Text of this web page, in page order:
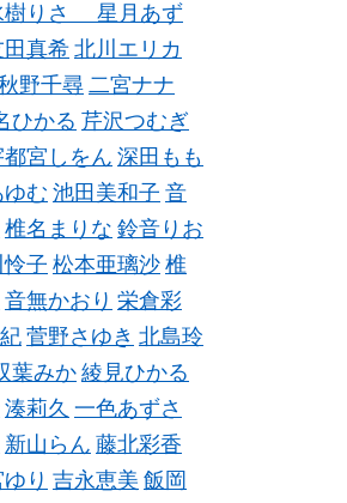
樹りさ 星月あず
田真希 北川エリカ
野千尋 二宮ナナ
ひかる 芹沢つむぎ
都宮しをん 深田もも
む 池田美和子 音
椎名まりな 鈴音りお
子 松本亜璃沙 椎
音無かおり 栄倉彩
菅野さゆき 北島玲
葉みか 綾見ひかる
湊莉久 一色あずさ
新山らん 藤北彩香
り 吉永恵美 飯岡